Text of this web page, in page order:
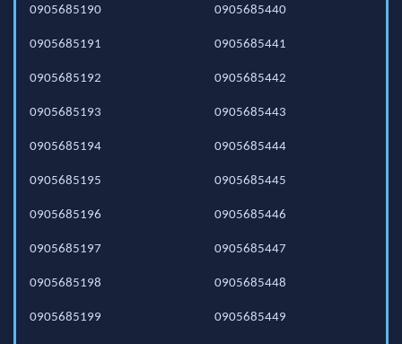
0905685190
0905685191
0905685192
0905685193
0905685194
0905685195
0905685196
0905685197
0905685198
0905685199
0905685440
0905685441
0905685442
0905685443
0905685444
0905685445
0905685446
0905685447
0905685448
0905685449